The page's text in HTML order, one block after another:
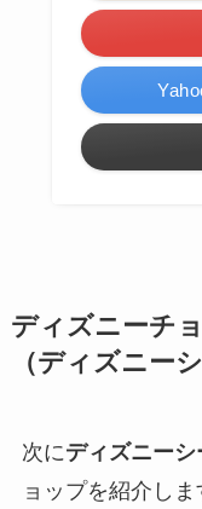
ディズニーチ
（ディズニーシ
次にディズニーシ
ョップを紹介しま